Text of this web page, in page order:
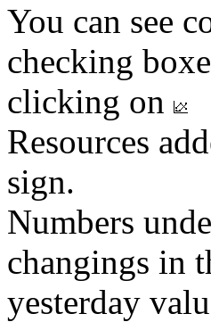
You can see
checking
clicking on
Resources
sign.
Numbers
changings in
yesterday